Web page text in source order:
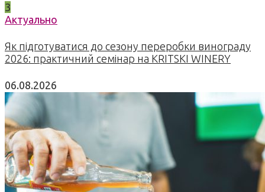
3
Актуально
Як підготуватися до сезону переробки винограду
2026: практичний семінар на KRITSKI WINERY
06.08.2026